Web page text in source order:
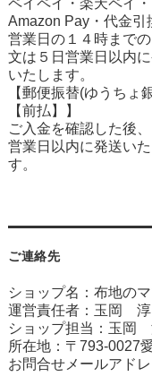
ペイペイ・楽天ペイ・
Amazon Pay・ 代金引
営業日の１４時まで
文は５日営業日以内
いたします。
【郵便振替(ゆうちょ
【前払】】
ご入金を確認した後、
営業日以内に発送いた
す。
ご連絡先
ショップ名：布地の
運営責任者：玉岡 淳
ショップ担当：玉岡
所在地：〒793-0027
お問合せメールアドレ